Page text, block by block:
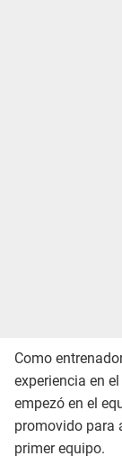
Como
experiencia en
empezó en el
promovido para
primer equipo.